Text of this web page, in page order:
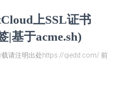
上SSL证书
|基于acme.sh)
载请注明出处https://qiedd.com/ 前